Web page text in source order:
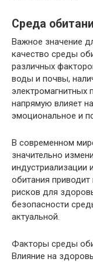
Среда
Важное значение
качество среды
различных
воды и почвы,
электромагнитных
напрямую влияет
эмоциональное и
В современном
значительно
индустриализации
обитания
рисков для
безопасности
актуальной.
Факторы среды
Влияние на